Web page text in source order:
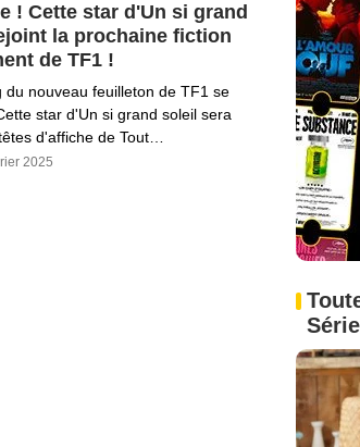
! Cette star d'Un si grand
la prochaine fiction
de TF1 !
du nouveau feuilleton de TF1 se
star d'Un si grand soleil sera
d'affiche de Tout…
2025